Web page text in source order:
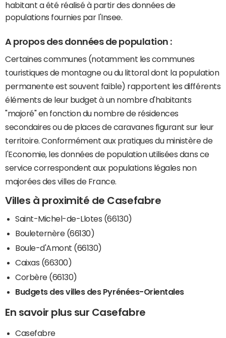
habitant a été réalisé à partir des données de
populations fournies par l'Insee.
A propos des données de population :
Certaines communes (notamment les communes
touristiques de montagne ou du littoral dont la population
permanente est souvent faible) rapportent les différents
éléments de leur budget à un nombre d'habitants
"majoré" en fonction du nombre de résidences
secondaires ou de places de caravanes figurant sur leur
territoire. Conformément aux pratiques du ministère de
l'Economie, les données de population utilisées dans ce
service correspondent aux populations légales non
majorées des villes de France.
Villes à proximité de Casefabre
Saint-Michel-de-Llotes (66130)
Bouleternère (66130)
Boule-d'Amont (66130)
Caixas (66300)
Corbère (66130)
Budgets des villes des Pyrénées-Orientales
En savoir plus sur Casefabre
Casefabre